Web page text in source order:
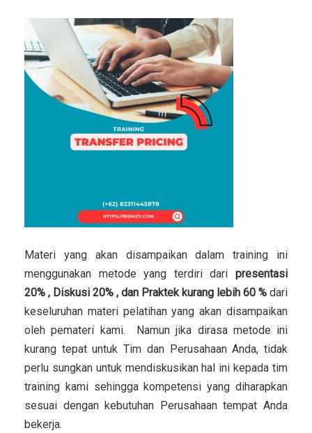
Materi yang akan disampaikan dalam training ini
menggunakan metode yang terdiri dari presentasi
20% , Diskusi 20% , dan Praktek kurang lebih 60 % dari
keseluruhan materi pelatihan yang akan disampaikan
oleh pemateri kami. Namun jika dirasa metode ini
kurang tepat untuk Tim dan Perusahaan Anda, tidak
perlu sungkan untuk mendiskusikan hal ini kepada tim
training kami sehingga kompetensi yang diharapkan
sesuai dengan kebutuhan Perusahaan tempat Anda
bekerja.